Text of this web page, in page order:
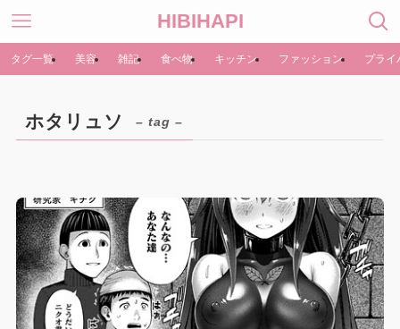
HIBIHAPI
タグ一覧 美容 雑記 食べ物 キッチン ファッション プライ
ホタリュソ – tag –